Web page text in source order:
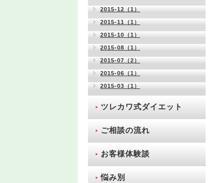
2015-12（1）
2015-11（1）
2015-10（1）
2015-08（1）
2015-07（2）
2015-06（1）
2015-03（1）
ツレカワ式ダイエット
ご相談の流れ
お客様体験談
悩み別